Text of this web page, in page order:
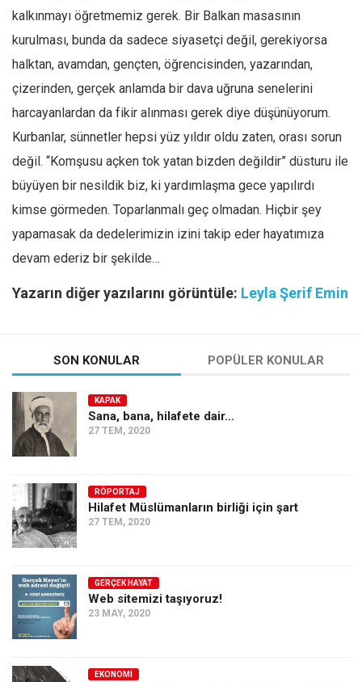
kalkınmayı öğretmemiz gerek. Bir Balkan masasının
kurulması, bunda da sadece siyasetçi değil, gerekiyorsa
halktan, avamdan, gençten, öğrencisinden, yazarından,
çizerinden, gerçek anlamda bir dava uğruna senelerini
harcayanlardan da fikir alınması gerek diye düşünüyorum.
Kurbanlar, sünnetler hepsi yüz yıldır oldu zaten, orası sorun
değil. “Komşusu açken tok yatan bizden değildir” düsturu ile
büyüyen bir nesildik biz, ki yardımlaşma gece yapılırdı
kimse görmeden. Toparlanmalı geç olmadan. Hiçbir şey
yapamasak da dedelerimizin izini takip eder hayatımıza
devam ederiz bir şekilde…
Yazarın diğer yazılarını görüntüle: Leyla Şerif Emin
SON KONULAR POPÜLER KONULAR
KAPAK
Sana, bana, hilafete dair…
27 TEM, 2020
RÖPORTAJ
Hilafet Müslümanların birliği için şart
27 TEM, 2020
GERÇEK HAYAT
Web sitemizi taşıyoruz!
23 MAY, 2020
EKONOMI